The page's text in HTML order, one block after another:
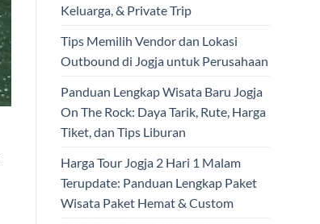
Keluarga, & Private Trip
Tips Memilih Vendor dan Lokasi
Outbound di Jogja untuk Perusahaan
Panduan Lengkap Wisata Baru Jogja
On The Rock: Daya Tarik, Rute, Harga
Tiket, dan Tips Liburan
Harga Tour Jogja 2 Hari 1 Malam
Terupdate: Panduan Lengkap Paket
Wisata Paket Hemat & Custom